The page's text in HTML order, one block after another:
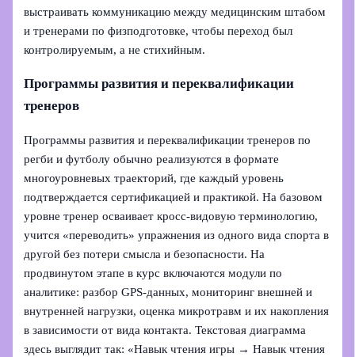
выстраивать коммуникацию между медицинским штабом
и тренерами по физподготовке, чтобы переход был
контролируемым, а не стихийным.
Программы развития и переквалификации
тренеров
Программы развития и переквалификации тренеров по
регби и футболу обычно реализуются в формате
многоуровневых траекторий, где каждый уровень
подтверждается сертификацией и практикой. На базовом
уровне тренер осваивает кросс-видовую терминологию,
учится «переводить» упражнения из одного вида спорта в
другой без потери смысла и безопасности. На
продвинутом этапе в курс включаются модули по
аналитике: разбор GPS-данных, мониторинг внешней и
внутренней нагрузки, оценка микротравм и их накопления
в зависимости от вида контакта. Текстовая диаграмма
здесь выглядит так: «Навык чтения игры → Навык чтения